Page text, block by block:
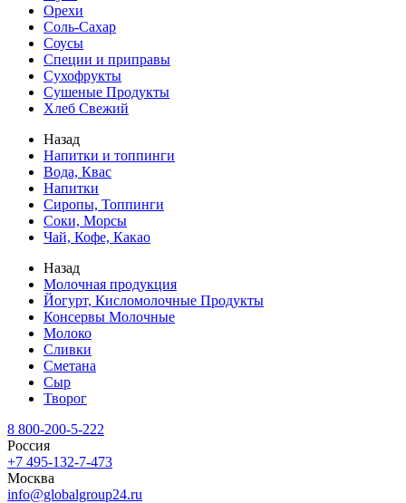
Орехи
Соль-Сахар
Соусы
Специи и приправы
Сухофрукты
Сушеные Продукты
Хлеб Свежий
Назад
Напитки и топпинги
Вода, Квас
Напитки
Сиропы, Топпинги
Соки, Морсы
Чай, Кофе, Какао
Назад
Молочная продукция
Йогурт, Кисломолочные Продукты
Консервы Молочные
Молоко
Сливки
Сметана
Сыр
Творог
8 800-200-5-222
Россия
+7 495-132-7-473
Москва
info@globalgroup24.ru